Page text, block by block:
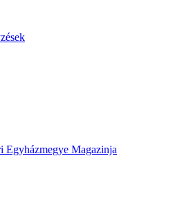
Egyházmegye Magazinja